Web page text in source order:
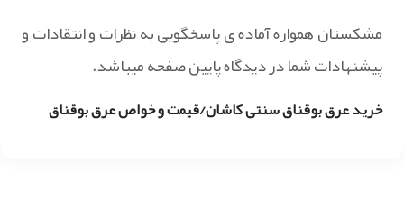
مشکستان همواره آماده ی پاسخگویی به نظرات و انتقادات و
پیشنهادات شما در دیدگاه پایین صفحه میباشد.
خرید عرق بوقناق سنتی کاشان/قیمت و خواص عرق بوقناق